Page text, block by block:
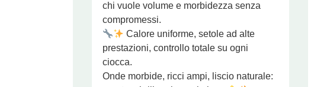
chi vuole volume e morbidezza senza
compromessi.
Calore uniforme, setole ad alte
prestazioni, controllo totale su ogni
ciocca.
Onde morbide, ricci ampi, liscio naturale: